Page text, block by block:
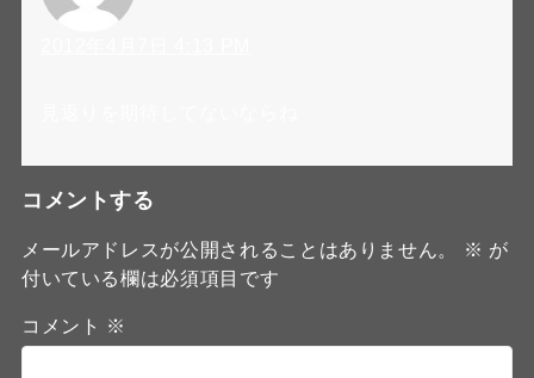
コメントする
メールアドレスが公開されることはありません。 ※ が
付いている欄は必須項目です
コメント ※